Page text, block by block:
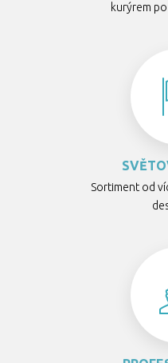
kurýrem po
Sortiment od